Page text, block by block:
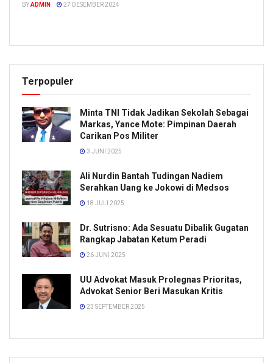
BYADMIN 27 DESEMBER 2024
Terpopuler
Minta TNI Tidak Jadikan Sekolah Sebagai
Markas, Yance Mote: Pimpinan Daerah
Carikan Pos Militer
3 JUNI 2025
Ali Nurdin Bantah Tudingan Nadiem
Serahkan Uang ke Jokowi di Medsos
18 JULI 2025
Dr. Sutrisno: Ada Sesuatu Dibalik Gugatan
Rangkap Jabatan Ketum Peradi
26 JUNI 2025
UU Advokat Masuk Prolegnas Prioritas,
Advokat Senior Beri Masukan Kritis
23 SEPTEMBER 2025